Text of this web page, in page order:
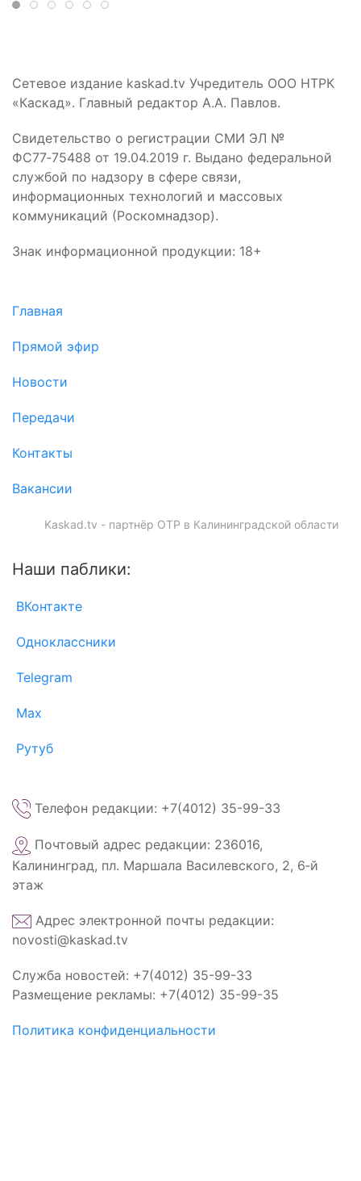
Сетевое издание kaskad.tv Учредитель ООО НТРК
«Каскад». Главный редактор А.А. Павлов.
Свидетельство о регистрации СМИ ЭЛ №
ФС77‑75488 от 19.04.2019 г. Выдано федеральной
службой по надзору в сфере связи,
информационных технологий и массовых
коммуникаций (Роскомнадзор).
Знак информационной продукции: 18+
Главная
Прямой эфир
Новости
Передачи
Контакты
Вакансии
Kaskad.tv - партнёр ОТР в Калининградской области
Наши паблики:
ВКонтакте
Одноклассники
Telegram
Max
Рутуб
Телефон редакции: +7(4012) 35-99-33
Почтовый адрес редакции: 236016,
Калининград, пл. Маршала Василевского, 2, 6‑й
этаж
Адрес электронной почты редакции:
novosti@kaskad.tv
Служба новостей: +7(4012) 35-99-33
Размещение рекламы: +7(4012) 35-99-35
Политика конфиденциальности